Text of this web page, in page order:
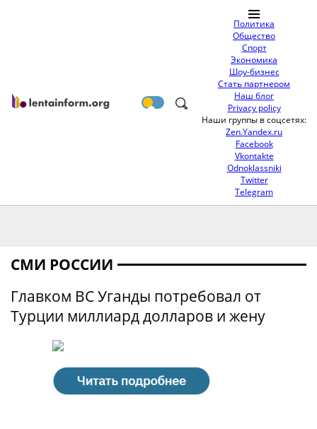
Политика
Общество
Спорт
Экономика
Шоу-бизнес
Стать партнером
Наш блог
Privacy policy
Наши группы в соцсетях:
Zen.Yandex.ru
Facebook
Vkontakte
Odnoklassniki
Twitter
Telegram
СМИ РОССИИ
Главком ВС Уганды потребовал от
Турции миллиард долларов и жену